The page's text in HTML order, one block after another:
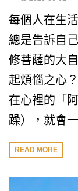
每個人在生
總是告訴自
修菩薩的大
起煩惱之心
在心裡的「
躁），就會
READ MORE